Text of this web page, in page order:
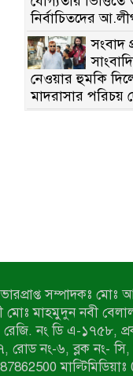
নির্বাচিতদের
সংবাদ
নেওয়ার হুমকি
মাদরাসার পরিচয়
হত্যা মামলার
র‌্যাবের জালে
সম্পাদকঃ মোঃ
মোঃ মাহমুদুন নবী
নং ডি এ-১৭৫৮,
রোড নং-৬, ব্লক নং-